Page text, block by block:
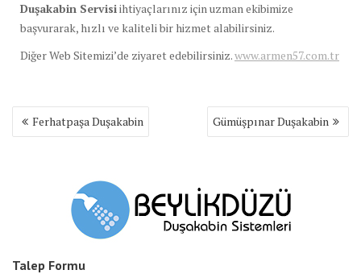
Duşakabin Servisiihtiyaçlarınız için uzman ekibimize
başvurarak, hızlı ve kaliteli bir hizmet alabilirsiniz.
Diğer Web Sitemizi’de ziyaret edebilirsiniz.www.armen57.com.tr
Yazı
gezinmesi
Ferhatpaşa Duşakabin Gümüşpınar Duşakabin
Talep Formu